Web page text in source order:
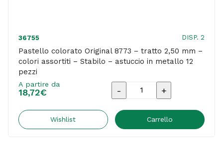
36755 DISP. 2
Pastello colorato Original 8773 – tratto 2,50 mm –
colori assortiti – Stabilo – astuccio in metallo 12
pezzi
A partire da
18,72€
Pastello
Original
Wishlist Carrello